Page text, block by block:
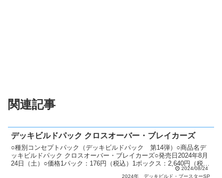
関連記事
デッキビルドパック クロスオーバー・ブレイカーズ
○種別コンセプトパック（デッキビルドパック 第14弾）○商品名デ
ッキビルドパック クロスオーバー・ブレイカーズ○発売日2024年8月
24日（土）○価格1パック：176円（税込）1ボックス：2,640円（税
2024/08/24
2024年
デッキビルド・ブースターSP